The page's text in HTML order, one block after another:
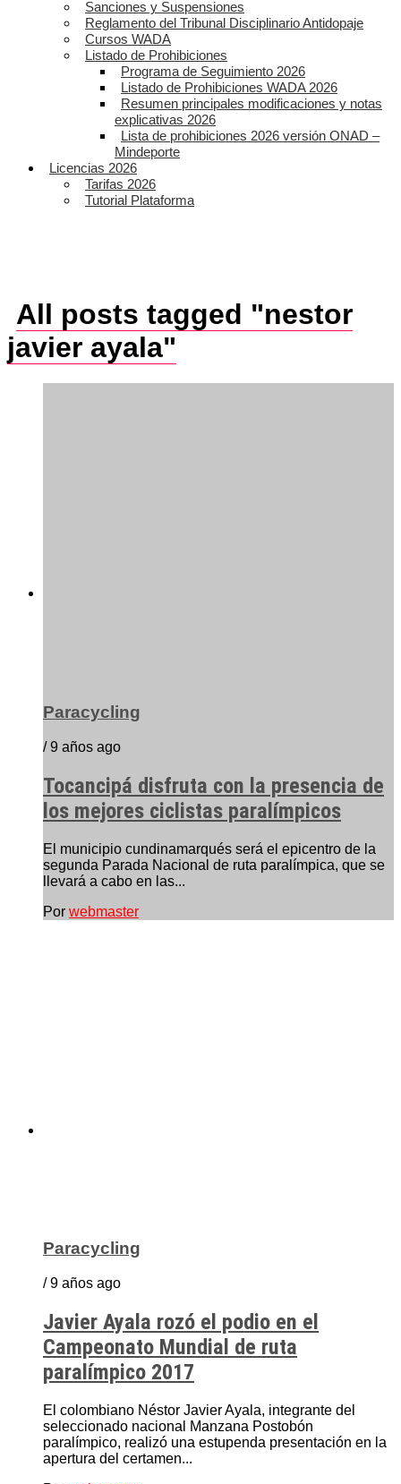
Sanciones y Suspensiones
Reglamento del Tribunal Disciplinario Antidopaje
Cursos WADA
Listado de Prohibiciones
Programa de Seguimiento 2026
Listado de Prohibiciones WADA 2026
Resumen principales modificaciones y notas
explicativas 2026
Lista de prohibiciones 2026 versión ONAD –
Mindeporte
Licencias 2026
Tarifas 2026
Tutorial Plataforma
All posts tagged "nestor
javier ayala"
Paracycling
/ 9 años ago
Tocancipá disfruta con la presencia de
los mejores ciclistas paralímpicos
El municipio cundinamarqués será el epicentro de la
segunda Parada Nacional de ruta paralímpica, que se
llevará a cabo en las...
Por webmaster
Paracycling
/ 9 años ago
Javier Ayala rozó el podio en el
Campeonato Mundial de ruta
paralímpico 2017
El colombiano Néstor Javier Ayala, integrante del
seleccionado nacional Manzana Postobón
paralímpico, realizó una estupenda presentación en la
apertura del certamen...